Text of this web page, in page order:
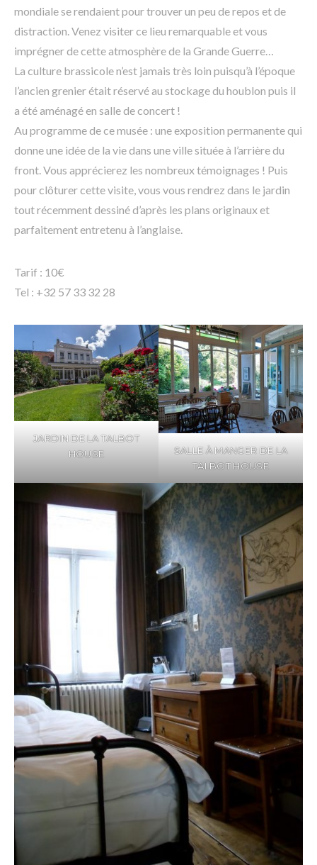
mondiale se rendaient pour trouver un peu de repos et de
distraction. Venez visiter ce lieu remarquable et vous
imprégner de cette atmosphère de la Grande Guerre…
La culture brassicole n’est jamais très loin puisqu’à l’époque
l’ancien grenier était réservé au stockage du houblon puis il
a été aménagé en salle de concert !
Au programme de ce musée : une exposition permanente qui
donne une idée de la vie dans une ville située à l’arrière du
front. Vous apprécierez les nombreux témoignages ! Puis
pour clôturer cette visite, vous vous rendrez dans le jardin
tout récemment dessiné d’après les plans originaux et
parfaitement entretenu à l’anglaise.
Tarif : 10€
Tel : +32 57 33 32 28
JARDIN DE LA TALBOT
HOUSE
SALLE À MANGER DE LA
TALBOT HOUSE